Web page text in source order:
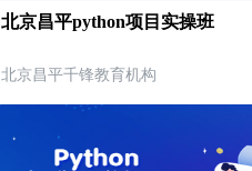
北京昌平python项目实操班
北京昌平千锋教育机构